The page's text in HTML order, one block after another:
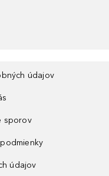
údajov
sporov
údajov